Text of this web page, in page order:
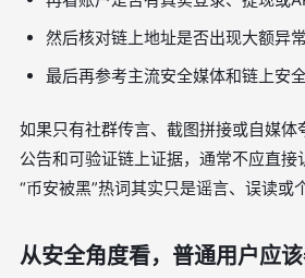
然后核对链上地址是否出现大额异常
最后再参考主流安全媒体和链上安全
如果只有社群传言、截图拼接或自媒体
公告和可验证链上证据，通常不应直接
“币安被黑”热词其实只是谣言、误读或
从安全角度看，普通用户应